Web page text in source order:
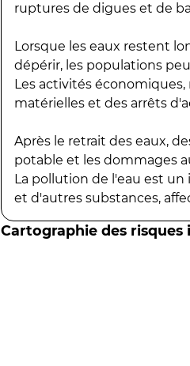
ruptures de digues et de
Lorsque les eaux restent
dépérir, les populations
Les activités
matérielles et des arrêts
Après le retrait des eaux,
potable et les dommages
La pollution de l'eau est
et d'autres substances,
Cartographie des